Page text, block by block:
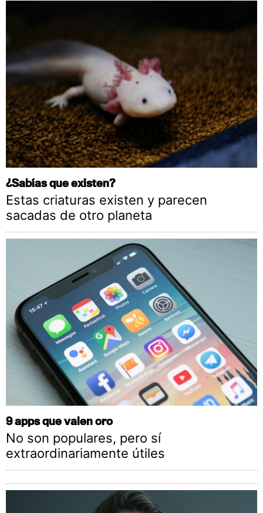
¿Sabías que existen?
Estas criaturas existen y parecen
sacadas de otro planeta
9 apps que valen oro
No son populares, pero sí
extraordinariamente útiles